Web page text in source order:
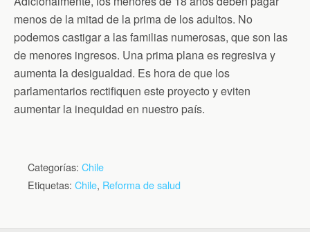
menos de la mitad de la prima de los adultos. No
podemos castigar a las familias numerosas, que son las
de menores ingresos. Una prima plana es regresiva y
aumenta la desigualdad. Es hora de que los
parlamentarios rectifiquen este proyecto y eviten
aumentar la inequidad en nuestro país.
Categorías: Chile
Etiquetas: Chile, Reforma de salud